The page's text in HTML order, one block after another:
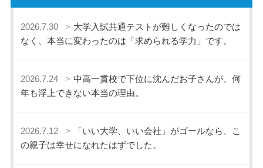
2026.7.30
大学入試共通テストが難しくなったのでは
なく、本当に変わったのは「求められる学力」です。
2026.7.24
中高一貫校で下位に沈んだお子さんが、何
年も浮上できない本当の理由。
2026.7.12
「いい大学、いい会社」がゴールなら、こ
の親子は幸せになれたはずでした。